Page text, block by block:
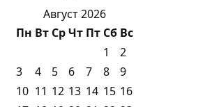
Август 2026
Пн Вт СрЧт Пт Сб Вс
1
2
3
4 5 6 7 8
9
10 11 12 13 14 15 16